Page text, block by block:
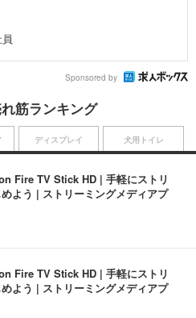
Sponsored by
筋ランキング
Fire TV Stick HD | 手軽にストリ
よう | ストリーミングメディアプ
Fire TV Stick HD | 手軽にストリ
よう | ストリーミングメディアプ
ディスプレイ 犬用トイレ